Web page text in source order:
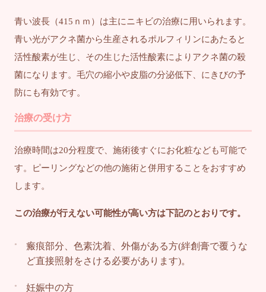
青い波長（415ｎｍ）は主にニキビの治療に用いられます。
青い光がアクネ菌から生産されるポルフィリンにあたると
活性酸素が生じ、その生じた活性酸素によりアクネ菌の殺
菌になります。毛穴の縮小や皮脂の分泌低下、にきびの予
防にも有効です。
治療の受け方
治療時間は20分程度で、施術後すぐにお化粧なども可能で
す。ピーリングなどの他の施術と併用することをおすすめ
します。
この治療が行えない可能性が高い方は下記のとおりです。
瘢痕部分、色素沈着、外傷がある方(絆創膏で覆うな
ど直接照射をさける必要があります)。
妊娠中の方